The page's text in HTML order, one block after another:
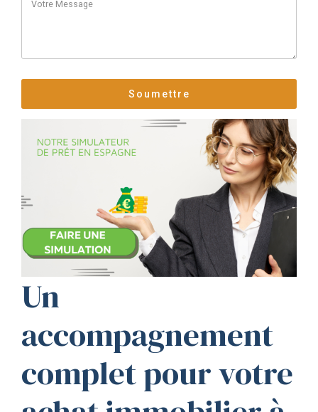
Un
accompagnement
complet pour votre